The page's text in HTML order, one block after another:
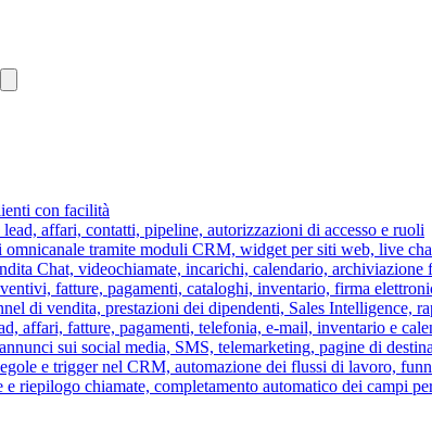
con facilità
lead, affari, contatti, pipeline, autorizzazioni di accesso e ruoli
omnicanale tramite moduli CRM, widget per siti web, live
Chat, videochiamate, incarichi, calendario, archiviazione
fatture, pagamenti, cataloghi, inventario, firma
di vendita, prestazioni dei dipendenti, Sales Intelligence,
affari, fatture, pagamenti, telefonia, e-mail, inventario e
sui social media, SMS, telemarketing, pagine di
e trigger nel CRM, automazione dei flussi di lavoro,
e riepilogo chiamate, completamento automatico dei campi